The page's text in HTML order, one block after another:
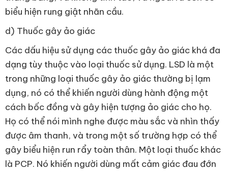
biểu hiện rung giật nhãn cầu.
d) Thuốc gây ảo giác
Các dấu hiệu sử dụng các thuốc gây ảo giác khá đa
dạng tùy thuộc vào loại thuốc sử dụng. LSD là một
trong những loại thuốc gây ảo giác thường bị lạm
dụng, nó có thể khiến người dùng hành động một
cách bốc đồng và gây hiện tượng ảo giác cho họ.
Họ có thể nói mình nghe được màu sắc và nhìn thấy
được âm thanh, và trong một số trường hợp có thể
gây biểu hiện run rẩy toàn thân. Một loại thuốc khác
là PCP. Nó khiến người dùng mất cảm giác đau đớn